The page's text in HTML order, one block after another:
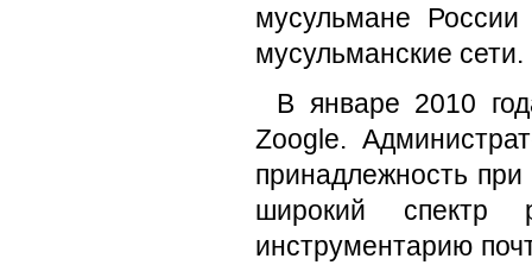
мусульмане
мусульманские сети.
В январе 2010
Zoogle.
принадлежность
широкий спектр
инструментарию